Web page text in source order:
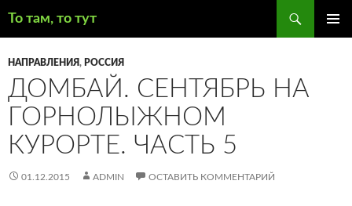
То там, то тут
СОДЕРЖИМОМУ
НАПРАВЛЕНИЯ, РОССИЯ
ДОМБАЙ. СЕНТЯБРЬ НА
ГОРНОЛЫЖНОМ
КУРОРТЕ. ЧАСТЬ 5
01.12.2015 ADMIN ОСТАВИТЬ КОММЕНТАРИЙ